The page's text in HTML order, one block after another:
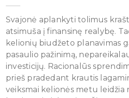
Svajonė aplankyti tolimus
atsimuša į finansinę realybę.
kelionių biudžeto planavimas
pasaulio pažinimą,
investicijų. Racionalūs
prieš pradedant krautis
veiksmai kelionės metu